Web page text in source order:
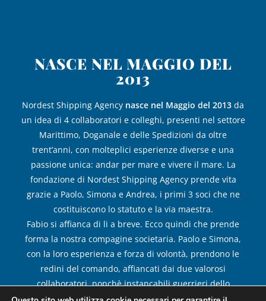
NASCE NEL MAGGIO DEL
2013
Nordest Shipping Agency nasce nel Maggio del 2013 da
un idea di 4 collaboratori e colleghi, presenti nel settore
Marittimo, Doganale e delle Spedizioni da oltre
trent’anni, con molteplici esperienze diverse e una
passione unica: andar per mare e vivere il mare. La
fondazione di Nordest Shipping Agency prende vita
grazie a Paolo, Simona e Andrea, i primi 3 soci che ne
costituiscono lo statuto e la via maestra.
Fabio si affianca di li a breve. Ecco quindi che prende
forma la nostra compagine societaria. Paolo e Simona,
con la loro esperienza e forza di volontà, prendono le
redini del comando, affiancati dai due valorosi
collaboratori, nonchè instancabili guerrieri dello
shipping, Fabio e Andrea! Esperienza, duttilità di